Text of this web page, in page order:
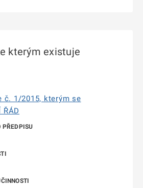
kterým existuje
č. 1/2015, kterým se
ŘÁD